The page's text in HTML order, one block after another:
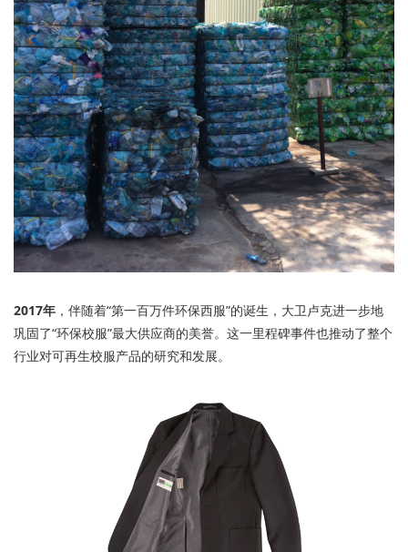
2017年 ，伴随着“第一百万件环保西服”的诞生，大卫卢克进一步地
巩固了“环保校服”最大供应商的美誉。 这一里程碑事件也推动了整个
行业对可再生校服产品的研究和发展。